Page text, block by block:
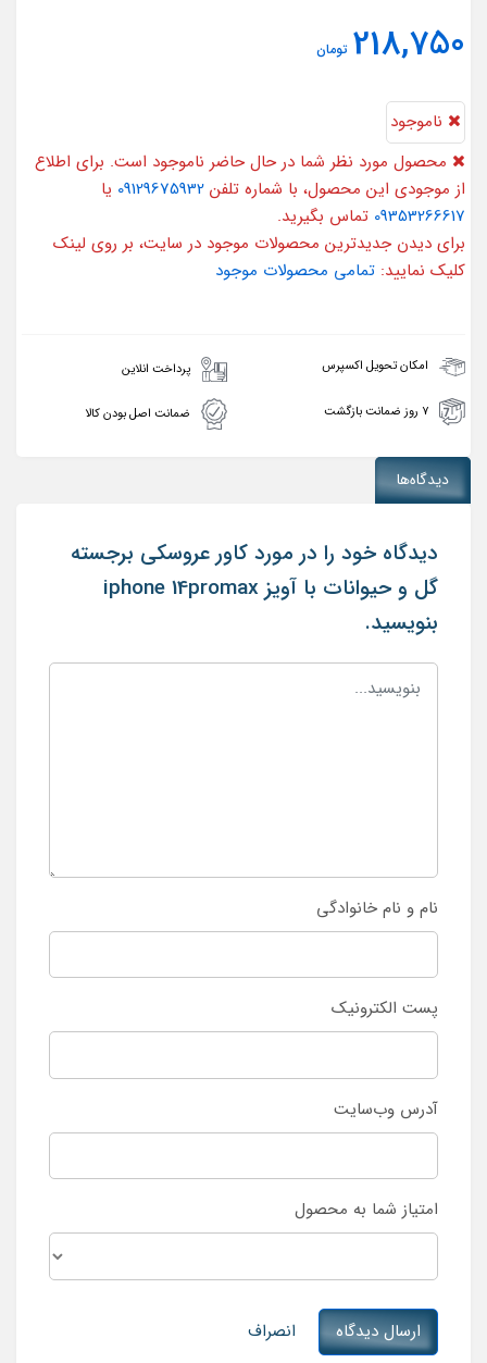
218,750 تومان
ناموجود
محصول مورد نظر شما در حال حاضر ناموجود است. برای اطلاع
از موجودی این محصول، با شماره تلفن 09129675932 یا
09353266617 تماس بگیرید.
برای دیدن جدیدترین محصولات موجود در سایت، بر روی لینک
کلیک نمایید: تمامی محصولات موجود
امکان تحویل اکسپرس پرداخت انلاین
۷ روز ضمانت بازگشت ضمانت اصل بودن کالا
دیدگاه‌ها
دیدگاه خود را در مورد کاور عروسکی برجسته
گل و حیوانات با آویز iphone 14promax
بنویسید.
نام و نام خانوادگی
پست الکترونیک
آدرس وب‌سایت
امتیاز شما به محصول
ارسال دیدگاه انصراف